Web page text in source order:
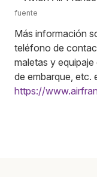
fuente
Más información
teléfono de
maletas y
de embarque, etc.
https://